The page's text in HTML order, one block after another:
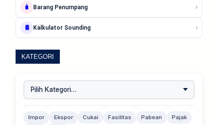
🧳 Barang Penumpang ›
🛢️ Kalkulator Sounding ›
KATEGORI
Impor Ekspor Cukai Fasilitas Pabean
Pajak